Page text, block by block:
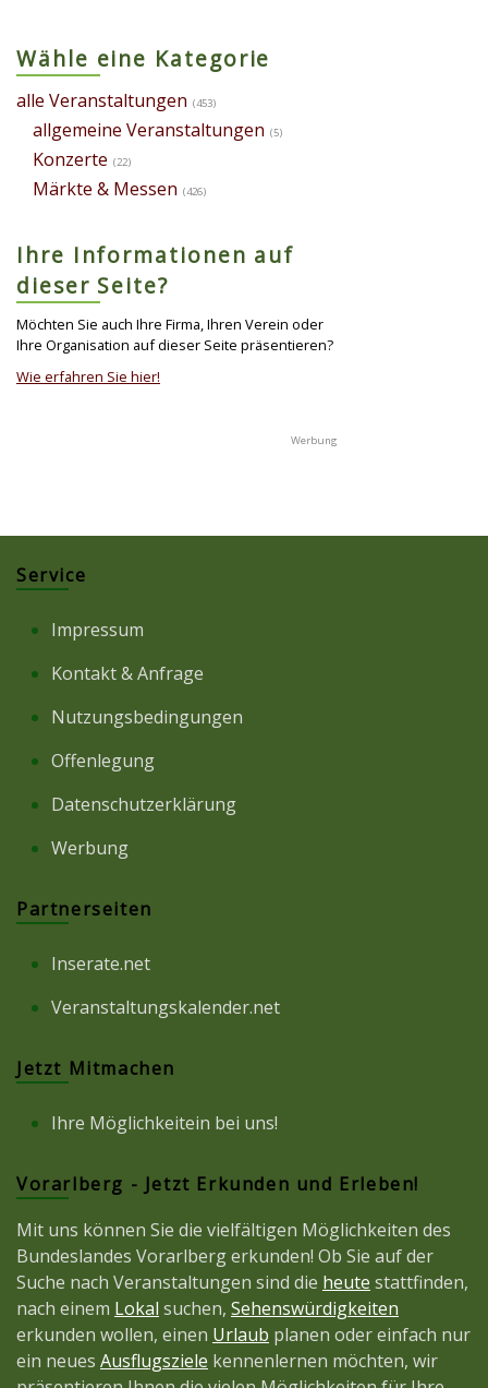
Wähle eine Kategorie
alle Veranstaltungen (453)
allgemeine Veranstaltungen (5)
Konzerte (22)
Märkte & Messen (426)
Ihre Informationen auf
dieser Seite?
Möchten Sie auch Ihre Firma, Ihren Verein oder
Ihre Organisation auf dieser Seite präsentieren?
Wie erfahren Sie hier!
Service
Impressum
Kontakt & Anfrage
Nutzungsbedingungen
Offenlegung
Datenschutzerklärung
Werbung
Partnerseiten
Inserate.net
Veranstaltungskalender.net
Jetzt Mitmachen
Ihre Möglichkeitein bei uns!
Vorarlberg - Jetzt Erkunden und Erleben!
Mit uns können Sie die vielfältigen Möglichkeiten des
Bundeslandes Vorarlberg erkunden! Ob Sie auf der
Suche nach Veranstaltungen sind die heute stattfinden,
nach einem Lokal suchen, Sehenswürdigkeiten
erkunden wollen, einen Urlaub planen oder einfach nur
ein neues Ausflugsziele kennenlernen möchten, wir